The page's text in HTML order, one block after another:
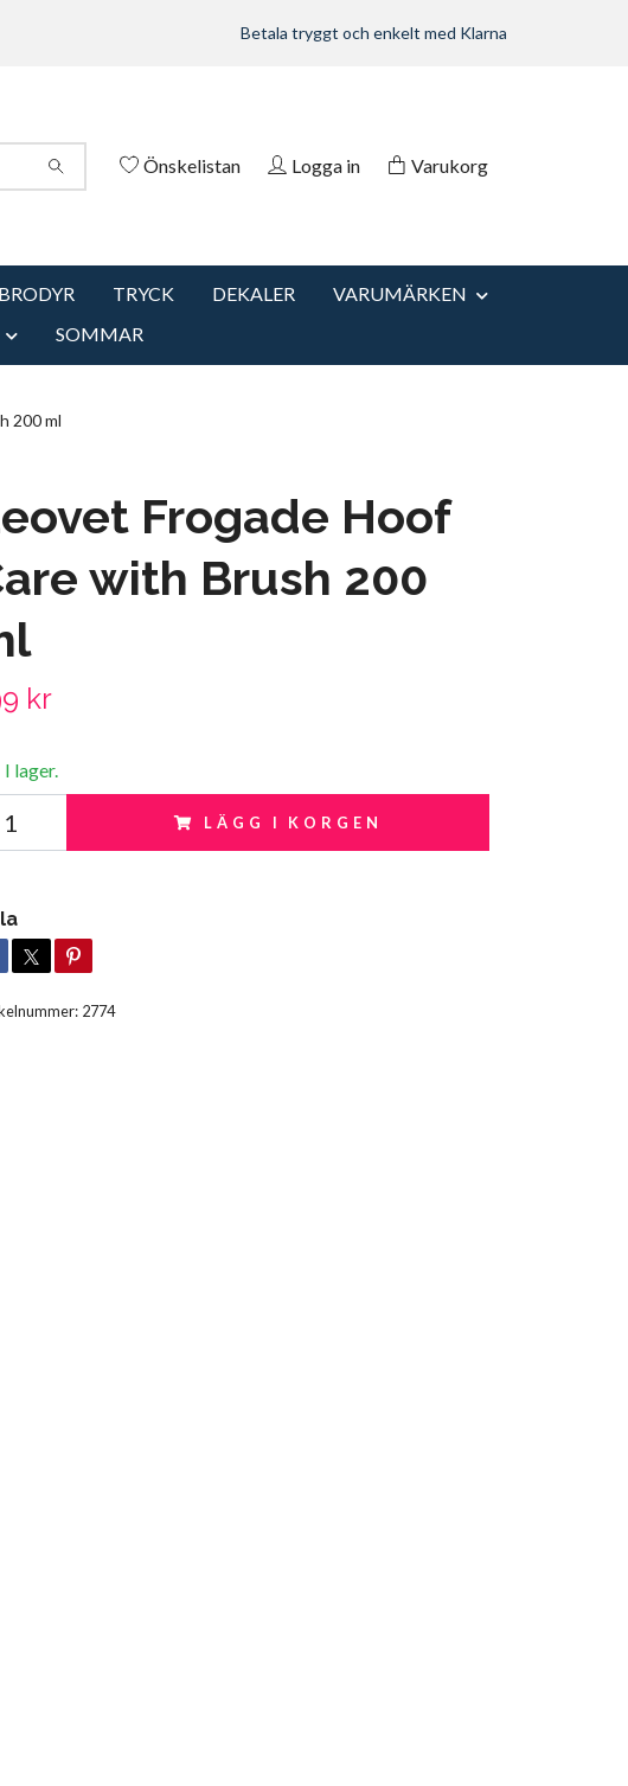
Betala tryggt och enkelt med Klarna
Önskelistan Logga in Varukorg
BRODYR TRYCK DEKALER
VARUMÄRKEN
SOMMAR
200 ml
Frogade Hoof
with Brush 200
kr
I lager.
LÄGG I KORGEN
2774